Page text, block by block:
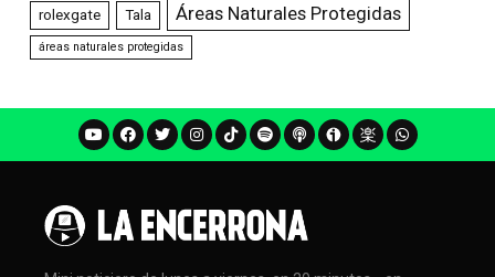
rolexgate Tala Áreas Naturales Protegidas
áreas naturales protegidas